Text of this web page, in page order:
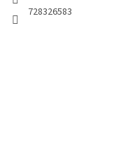
728326583